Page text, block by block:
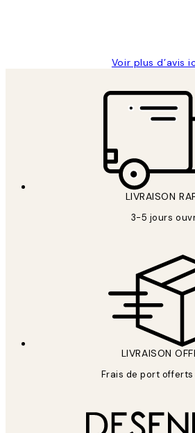
Voir plus d’avis
LIVRAISON
3-5 jours
LIVRAISON
Frais de port